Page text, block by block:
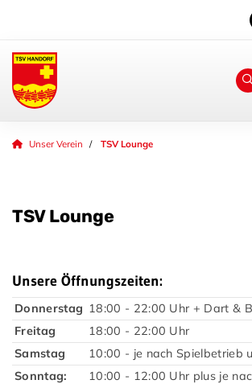
Unser Verein TSV Lounge
TSV Lounge
Unsere Öffnungszeiten:
Donnerstag 18:00 - 22:00 Uhr + Dart &
Freitag
18:00 - 22:00 Uhr
Samstag
10:00 - je nach Spielbetrieb
Sonntag:
10:00 - 12:00 Uhr plus je
Unser Verein
Prävention
Inklusion
TSV Lounge
Vereinssaal - Vermietung